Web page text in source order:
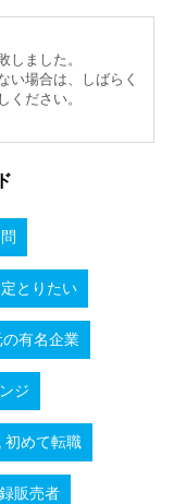
しました。
い場合は、しばらく
ください。
とりたい
有名企業
ジ
初めて転職
販売者